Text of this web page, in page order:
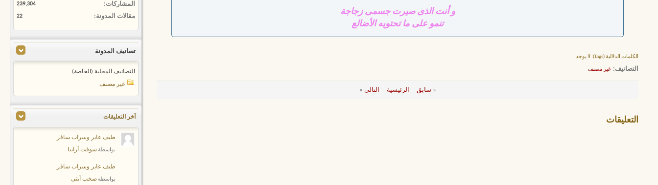
و أنت الذى صيرت جسمى زجاجة
تنمو على ما تحتويه الأضالع
الكلمات الدلالية (Tags): لا يوجد
التصانيف غير مصنف
« سابق الرئيسية التالي »
التعليقات
المشاركات 239,304
مقالات المدونة 22
تصانيف المدونة
التصانيف المحلية (الخاصة)
غير مصنف
آخر التعليقات
طيف عابر وسراب سافر
بواسطة سوفت أرابيا
طيف عابر وسراب سافر
بواسطةصخب أنثى